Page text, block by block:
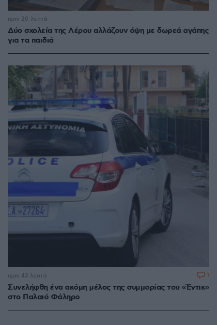
Δύο σχολεία της Λέρου αλλάζουν όψη με δωρεά αγάπης
για τα παιδιά
πριν 20 λεπτά
Συνελήφθη ένα ακόμη μέλος της συμμορίας του «Έντικ»
στο Παλαιό Φάληρο
πριν 43 λεπτά 1